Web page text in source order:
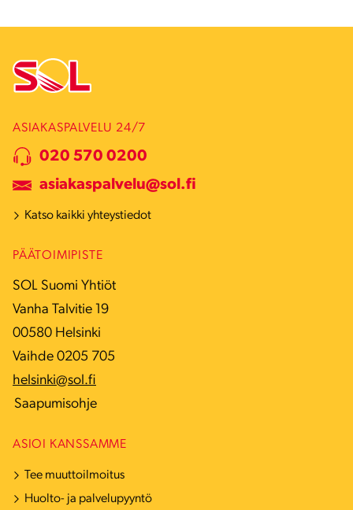
ASIAKASPALVELU 24/7
020 570 0200
asiakaspalvelu@sol.fi
Katso kaikki yhteystiedot
PÄÄTOIMIPISTE
SOL Suomi Yhtiöt
Vanha Talvitie 19
00580 Helsinki
Vaihde 0205 705
helsinki@sol.fi
Saapumisohje
ASIOI KANSSAMME
Tee muuttoilmoitus
Huolto- ja palvelupyyntö